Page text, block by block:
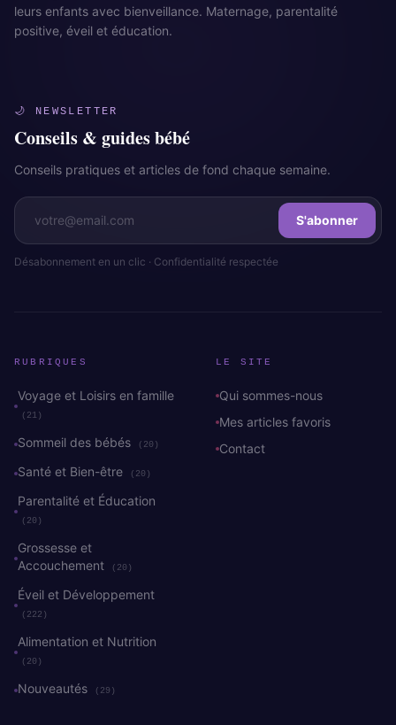
leurs enfants avec bienveillance. Maternage, parentalité
positive, éveil et éducation.
🌙 NEWSLETTER
Conseils & guides bébé
Conseils pratiques et articles de fond chaque semaine.
S'abonner
Désabonnement en un clic · Confidentialité respectée
RUBRIQUES
Voyage et Loisirs en famille
(21)
Sommeil des bébés (20)
Santé et Bien-être (20)
Parentalité et Éducation
(20)
Grossesse et
Accouchement
(20)
Éveil et Développement
(222)
Alimentation et Nutrition
(20)
Nouveautés (29)
LE SITE
Qui sommes-nous
Mes articles favoris
Contact